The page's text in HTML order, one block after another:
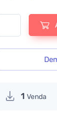
Astra WP Portfolio
1 Venda